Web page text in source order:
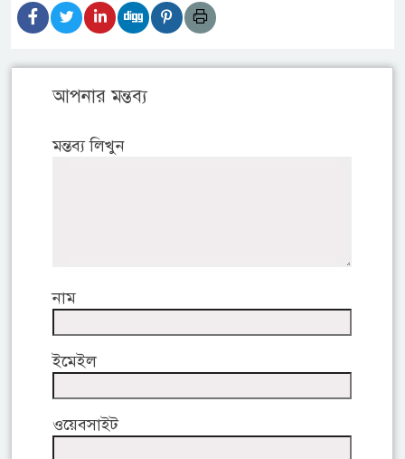
আপনার মন্তব্য
মন্তব্য লিখুন
নাম
ইমেইল
ওয়েবসাইট